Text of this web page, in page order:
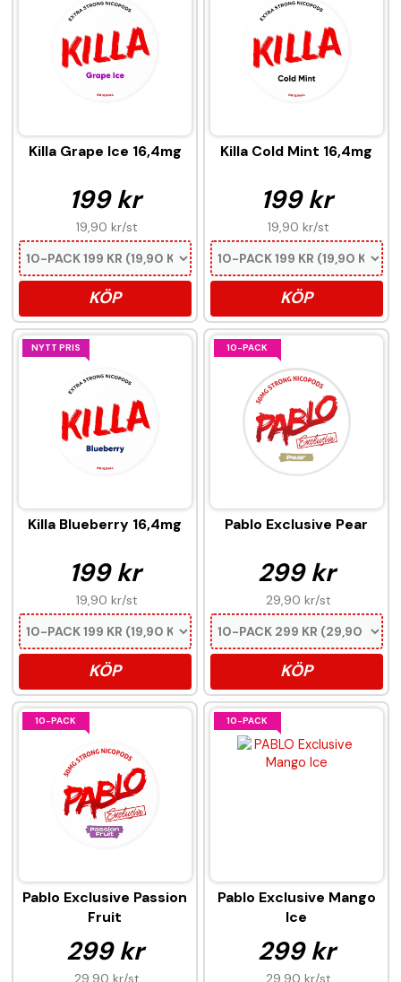
Killa Grape Ice 16,4mg
199 kr
19,90 kr/st
KÖP
Killa Cold Mint 16,4mg
199 kr
19,90 kr/st
KÖP
NYTT PRIS
Killa Blueberry 16,4mg
199 kr
19,90 kr/st
KÖP
10-PACK
Pablo Exclusive Pear
299 kr
29,90 kr/st
KÖP
10-PACK
Pablo Exclusive Passion
Fruit
299 kr
29,90 kr/st
10-PACK
Pablo Exclusive Mango
Ice
299 kr
29,90 kr/st